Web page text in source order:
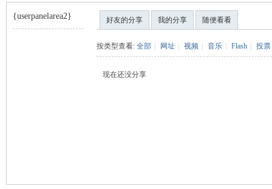
{userpanelarea2} 好友的分享 我的分享 随便看看
按类型查看: 全部 网址 视频 音乐 Flash 投票
现在还没分享